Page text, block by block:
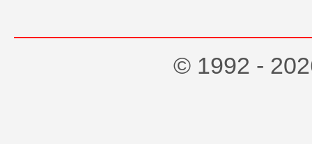
© 1992 -